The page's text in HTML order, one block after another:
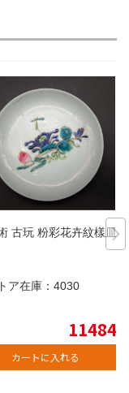
古玩 粉彩花卉紋樣皿
ア在庫： 4030
11484
カートに入れる